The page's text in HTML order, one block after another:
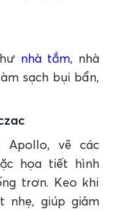
nhà tắm, nhà
sạch bụi bẩn,
Apollo, vẽ các
họa tiết hình
trơn. Keo khi
nhẹ, giúp giảm